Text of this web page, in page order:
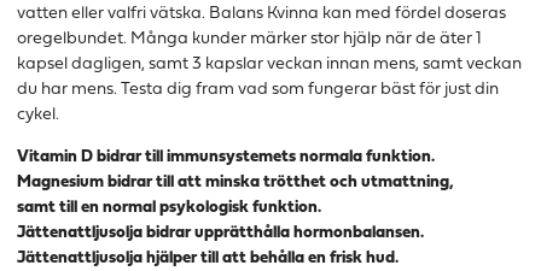
vatten eller valfri vätska. Balans Kvinna kan med fördel doseras
oregelbundet. Många kunder märker stor hjälp när de äter 1
kapsel dagligen, samt 3 kapslar veckan innan mens, samt veckan
du har mens. Testa dig fram vad som fungerar bäst för just din
cykel.
Vitamin D bidrar till immunsystemets normala funktion.
Magnesium bidrar till att minska trötthet och utmattning,
samt till en normal psykologisk funktion.
Jättenattljusolja bidrar upprätthålla hormonbalansen.
Jättenattljusolja hjälper till att behålla en frisk hud.